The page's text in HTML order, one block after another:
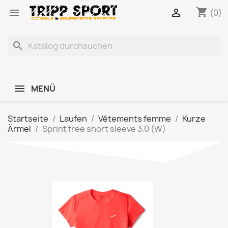
 shopping_cart (0)

search
MENÜ
Startseite Laufen Vêtements femme
Kurze
Ärmel
Sprint free short sleeve 3.0 (W)